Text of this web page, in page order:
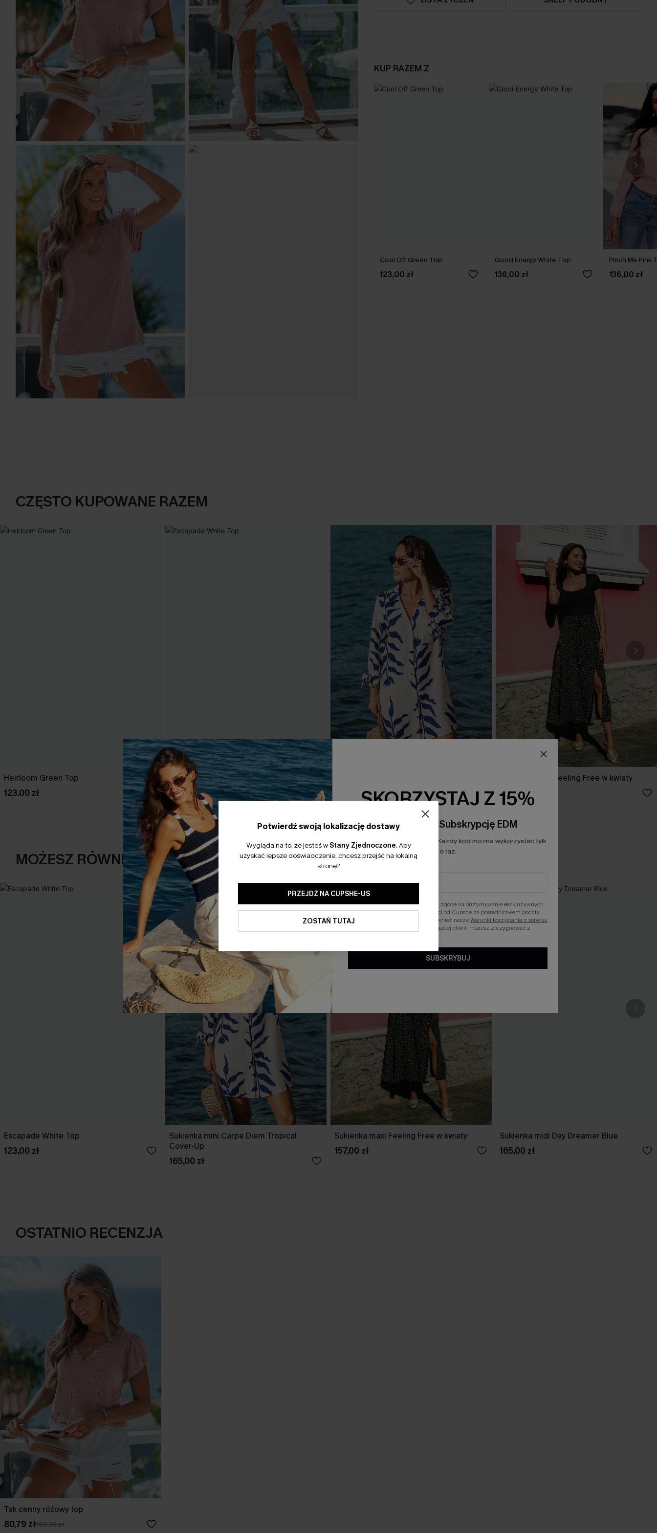
KUP RAZEM Z
Cool Off Green Top
123,00 zł
Good Energy White Top
136,00 zł
Pinch Me Pink
136,00 zł
CZĘSTO KUPOWANE RAZEM
Heirloom Green Top
123,00 zł
Escapade White Top
123,00 zł
165,00 zł
Sukienka maxi Feeling Free w kwiaty
157,00 zł
MOŻESZ RÓWNIEŻ POLUBIĆ
Escapade White Top
123,00 zł
Sukienka mini Carpe Diem Tropical
Cover-Up
165,00 zł
Sukienka maxi Feeling Free w kwiaty
157,00 zł
Sukienka midi Day Dreamer Blue
165,00 zł
OSTATNIO RECENZJA
Tak cenny różowy top
80,79 zł100,99 zł
Potwierdź swoją lokalizację dostawy
Wygląda na to, że jesteś w Stany Zjednoczone. Aby
uzyskać lepsze doświadczenie, chcesz przejść na lokalną
stronę?
PRZEJDŹ NA CUPSHE-US
ZOSTAŃ TUTAJ
SKORZYSTAJ Z 15%
15% Zniżki za Subskrypcję EDM
*Jeden kod na zamówienie. Każdy kod można wykorzystać tylk
o raz.
Klikając ten przycisk, wyrażasz zgodę na otrzymywanie ekskluzywnych
ofert promocyjnych i aktualności od Cupshe za pośrednictwem poczty
elektronicznej. Akceptujesz również naszeWarunki korzystania z serwisu
. W każdej chwili możesz zrezygnować z
SUBSKRYBUJ